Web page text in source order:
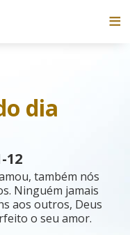
dia
12
também nós
Ninguém jamais
aos outros, Deus
o seu amor.